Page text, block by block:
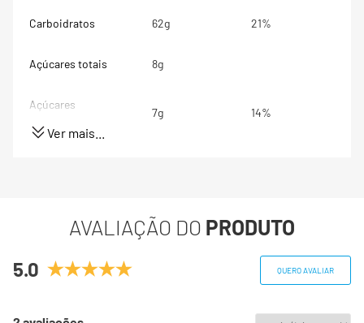
Carboidratos 62g 21%
Açúcares totais 8g
Açúcares
7g 14%
**
Ver mais...
AVALIAÇÃO DO PRODUTO
5.0 QUERO AVALIAR